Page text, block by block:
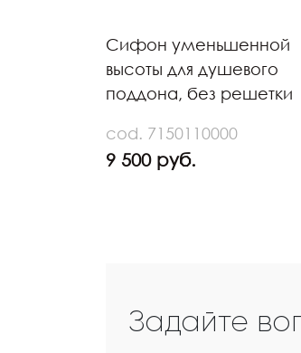
Сифон уменьшенной
высоты для душевого
поддона, без решетки
cod. 7150110000
9 500 руб.
Задайте